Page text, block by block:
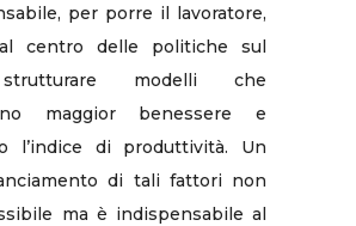
per porre il lavoratore,
centro delle politiche sul
modelli che
maggior benessere e
l’indice di produttività. Un
di tali fattori non
ma è indispensabile al